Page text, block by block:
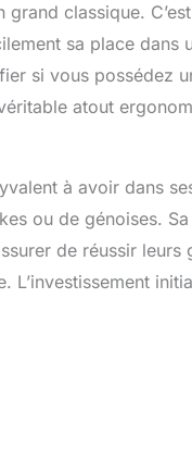
classique.
sa place dans
si vous possédez
atout
à avoir dans
ou de génoises.
de réussir
L’investissement